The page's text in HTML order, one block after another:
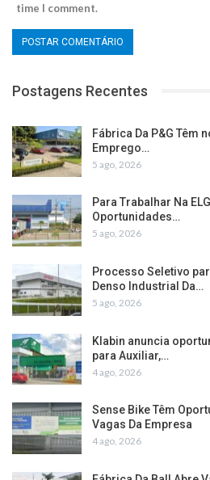
time I comment.
Postagens Recentes
Fábrica Da P&G Têm
Emprego…
5 ago, 2026
Para Trabalhar Na
Oportunidades…
5 ago, 2026
Processo Seletivo
Denso Industrial Da…
5 ago, 2026
Klabin anuncia
para Auxiliar,…
4 ago, 2026
Sense Bike Têm
Vagas Da Empresa
4 ago, 2026